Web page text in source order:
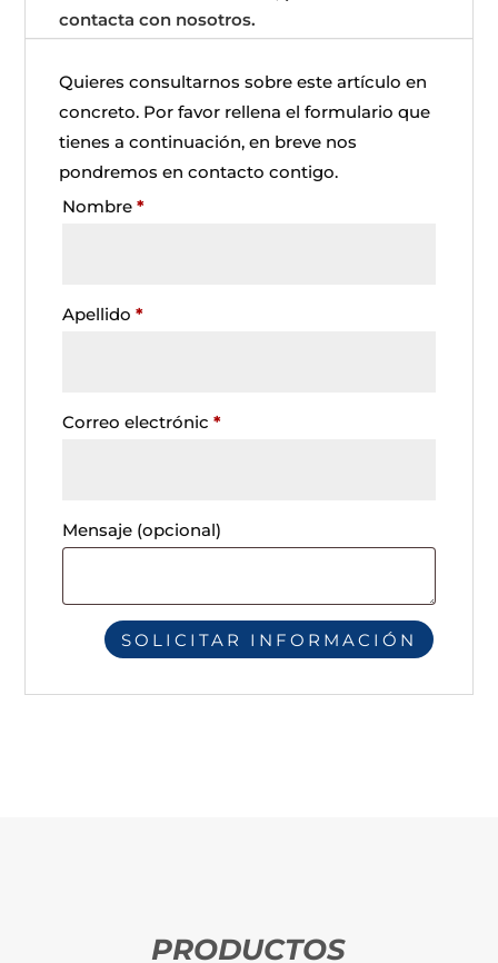
contacta con nosotros.
Quieres consultarnos sobre este artículo en
concreto. Por favor rellena el formulario que
tienes a continuación, en breve nos
pondremos en contacto contigo.
Nombre*
Apellido*
Correo electrónic*
Mensaje (opcional)
PRODUCTOS